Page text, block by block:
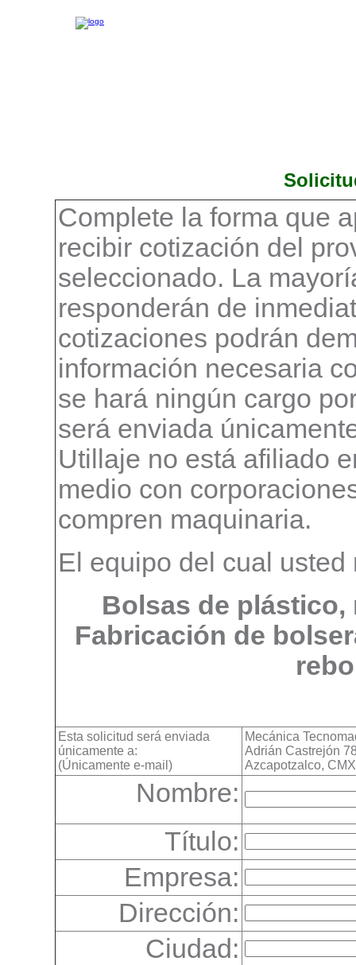
Complete la forma que
recibir cotización del
seleccionado. La
responderán de
cotizaciones podrán
información necesaria
se hará ningún cargo
será enviada
Utillaje no está afiliado
medio con
compren maquinaria.
El equipo del cual
Bolsas de
Fabricación de
Esta solicitud será enviada
únicamente a:
(Únicamente e-mail)
Mecánica
Adrián Castrejón
Azcapotzalco,
Nombre:
Título:
Empresa:
Dirección:
Ciudad: